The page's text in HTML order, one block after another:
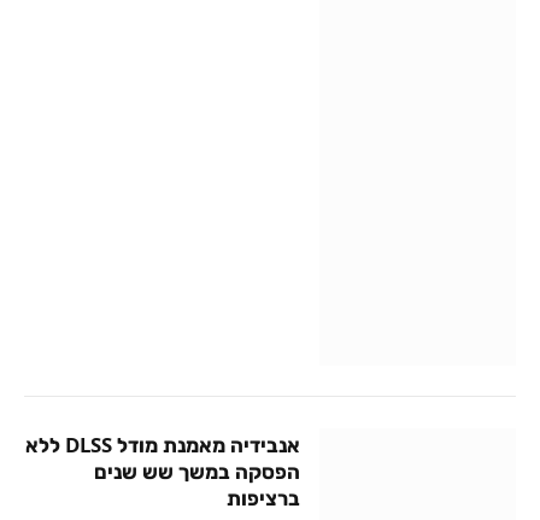
אנבידיה מאמנת מודל DLSS ללא
הפסקה במשך שש שנים
ברציפות